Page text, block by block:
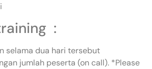
:
selama dua hari tersebut
jumlah peserta (on call). *Please